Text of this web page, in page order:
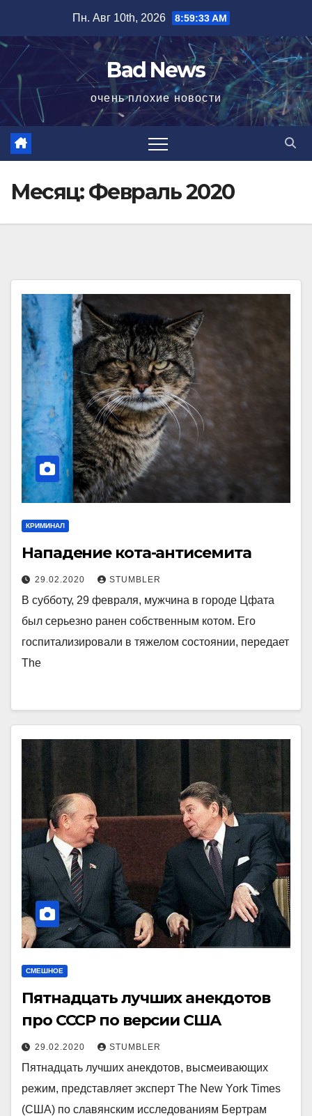
содержимому
Пн. Авг 10th, 2026 8:59:35 AM
Bad News
очень плохие новости
Месяц:Февраль 2020
КРИМИНАЛ
Нападение кота-антисемита
29.02.2020 STUMBLER
В субботу, 29 февраля, мужчина в городе Цфата
был серьезно ранен собственным котом. Его
госпитализировали в тяжелом состоянии, передает
The
СМЕШНОЕ
Пятнадцать лучших анекдотов
про СССР по версии США
29.02.2020 STUMBLER
Пятнадцать лучших анекдотов, высмеивающих
режим, представляет эксперт The New York Times
(США) по славянским исследованиям Бертрам